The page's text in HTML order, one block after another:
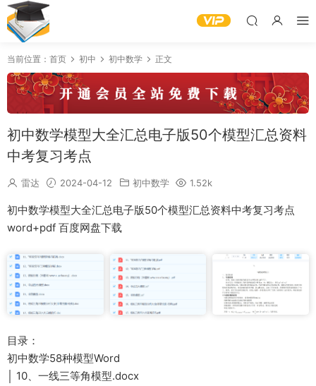
当前位置： 首页 初中 初中数学 正文
初中数学模型大全汇总电子版50个模型汇总资料
中考复习考点
雷达 2024-04-12 初中数学 1.52k
初中数学模型大全汇总电子版50个模型汇总资料中考复习考点
word+pdf 百度网盘下载
目录：
初中数学58种模型Word
│ 10、一线三等角模型.docx